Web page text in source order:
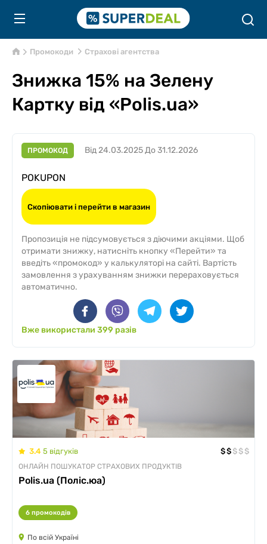
Промокоди Страхові агентства
Знижка 15% на Зелену
Картку від «Polis.ua»
3.4 5 відгуків $$ $ $ $
ОНЛАЙН ПОШУКАТОР СТРАХОВИХ ПРОДУКТІВ
Polis.ua (Поліс.юа)
6 промокодів
По всій Україні
ПРОМОКОД Від24.03.2025До31.12.2026
Скопіювати і перейти в магазин
Пропозиція не підсумовується з діючими акціями. Щоб
отримати знижку, натисніть кнопку «Перейти» та
введіть «промокод» у калькуляторі на сайті. Вартість
замовлення з урахуванням знижки перераховується
автоматично.
Вже використали 399 разів